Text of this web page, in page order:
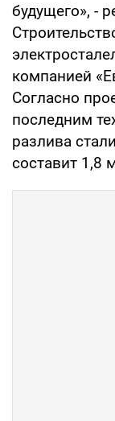
будущего», -
компанией
Согласно
последним
разлива
составит 1,8